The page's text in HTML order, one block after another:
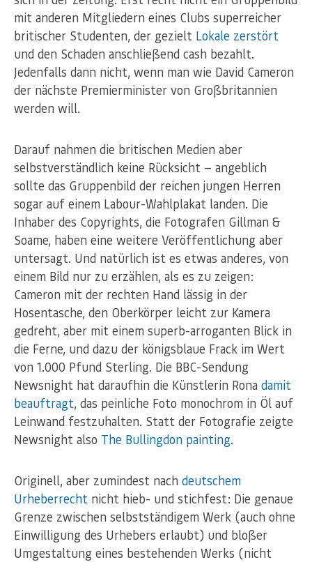
mit anderen Mitgliedern eines Clubs superreicher
britischer Studenten, der gezielt Lokale zerstört
und den Schaden anschließend cash bezahlt.
Jedenfalls dann nicht, wenn man wie David Cameron
der nächste Premierminister von Großbritannien
werden will.
Darauf nahmen die britischen Medien aber
selbstverständlich keine Rücksicht — angeblich
sollte das Gruppenbild der reichen jungen Herren
sogar auf einem Labour-Wahlplakat landen. Die
Inhaber des Copyrights, die Fotografen Gillman &
Soame, haben eine weitere Veröffentlichung aber
untersagt. Und natürlich ist es etwas anderes, von
einem Bild nur zu erzählen, als es zu zeigen:
Cameron mit der rechten Hand lässig in der
Hosentasche, den Oberkörper leicht zur Kamera
gedreht, aber mit einem superb-arroganten Blick in
die Ferne, und dazu der königsblaue Frack im Wert
von 1.000 Pfund Sterling. Die BBC-Sendung
Newsnight hat daraufhin die Künstlerin Rona damit
beauftragt, das peinliche Foto monochrom in Öl auf
Leinwand festzuhalten. Statt der Fotografie zeigte
Newsnight also The Bullingdon painting.
Originell, aber zumindest nach deutschem
Urheberrecht nicht hieb- und stichfest: Die genaue
Grenze zwischen selbstständigem Werk (auch ohne
Einwilligung des Urhebers erlaubt) und bloßer
Umgestaltung eines bestehenden Werks (nicht